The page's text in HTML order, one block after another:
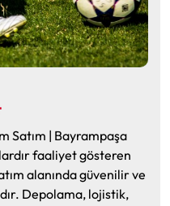
Satım | Bayrampaşa
faaliyet gösteren
alanında güvenilir ve
Depolama, lojistik,